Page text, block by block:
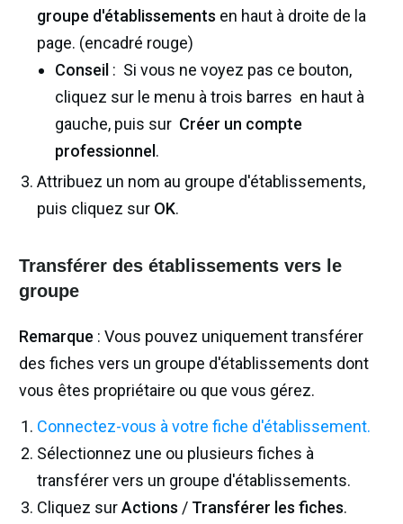
groupe d'établissements en haut à droite de la
page. (encadré rouge)
Conseil : Si vous ne voyez pas ce bouton,
cliquez sur le menu à trois barres en haut à
gauche, puis sur Créer un compte
professionnel .
Attribuez un nom au groupe d'établissements,
puis cliquez sur OK.
Transférer des établissements vers le
groupe
Remarque : Vous pouvez uniquement transférer
des fiches vers un groupe d'établissements dont
vous êtes propriétaire ou que vous gérez.
Connectez-vous à votre fiche d'établissement.
Sélectionnez une ou plusieurs fiches à
transférer vers un groupe d'établissements.
Cliquez surActions / Transférer les fiches.